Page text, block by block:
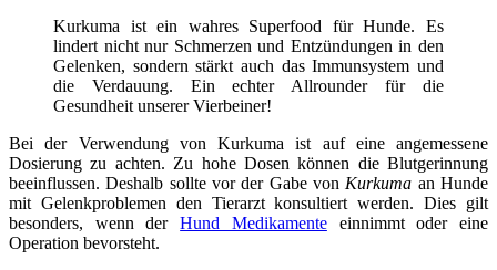
Kurkuma ist ein wahres Superfood für Hunde. Es
lindert nicht nur Schmerzen und Entzündungen in den
Gelenken, sondern stärkt auch das Immunsystem und
die Verdauung. Ein echter Allrounder für die
Gesundheit unserer Vierbeiner!
Bei der Verwendung von Kurkuma ist auf eine angemessene
Dosierung zu achten. Zu hohe Dosen können die Blutgerinnung
beeinflussen. Deshalb sollte vor der Gabe von Kurkuma an Hunde
mit Gelenkproblemen den Tierarzt konsultiert werden. Dies gilt
besonders, wenn derHund Medikamenteeinnimmt oder eine
Operation bevorsteht.